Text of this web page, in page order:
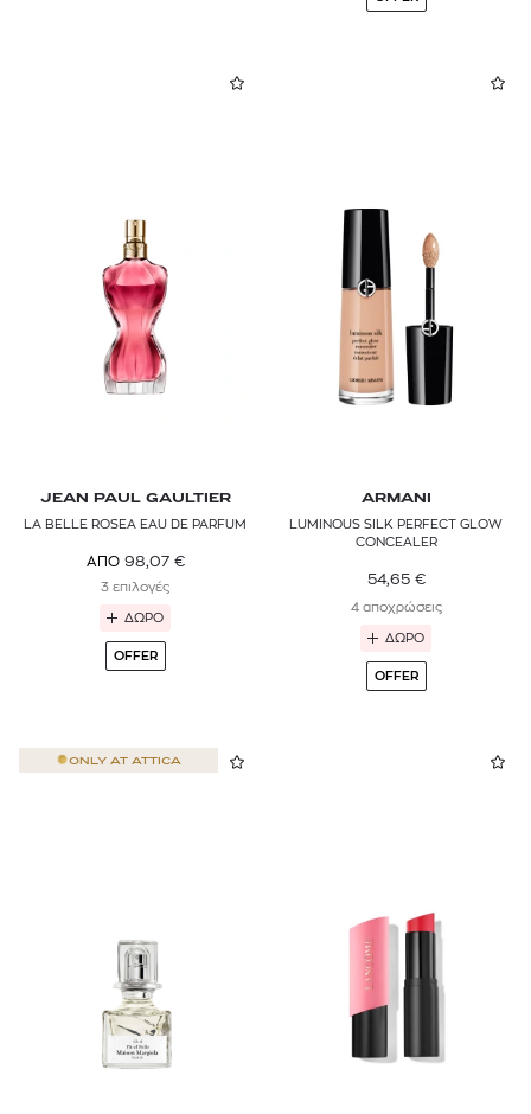
JEAN PAUL GAULTIER
LA BELLE ROSEA EAU DE PARFUM
ΑΠΟ 98,07 €
3 επιλογές
ΔΩΡΟ
OFFER
ARMANI
LUMINOUS SILK PERFECT GLOW
CONCEALER
54,65 €
4 αποχρώσεις
ΔΩΡΟ
OFFER
ONLY AT ATTICA